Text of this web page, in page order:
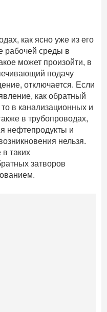
как ясно уже из его
рабочей среды в
может произойти, в
подачу
отключается. Если
как обратный
в канализационных и
в трубопроводах,
нефтепродукты и
нельзя.
таких
затворов